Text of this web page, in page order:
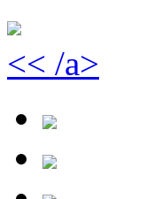
<< /a>